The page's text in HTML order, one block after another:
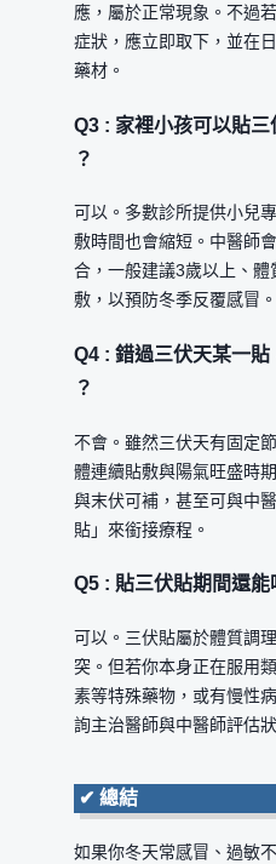
應，屬於正常現象。不過
症狀，應立即取下，並在
藥材。
Q3 : 家裡小孩可以貼
？
可以。多數診所提供小兒
敷時間也會縮短。中醫師
合，一般建議3歲以上、
敷，以預防冬季反覆感冒。
Q4 : 錯過三伏天某一
？
不會。雖然三伏天有固定
體連續貼敷與陽氣旺盛時
與末伏可補，甚至可與中
貼」來銜接療程。
Q5 : 貼三伏貼期間還能
可以。三伏貼屬於體質調
突。但若你本身正在服用
素等特殊藥物，或有慢性
詢主治醫師與中醫師評估
✔ 總結
如果你冬天常感冒、過敏